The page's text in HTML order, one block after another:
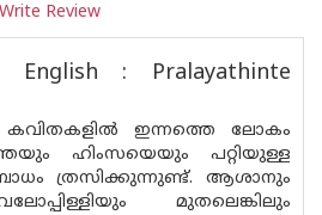
Write Review
: Pralayathinte
ഇന്നത്തെ ലോകം
ഹിംസയെയും പറ്റിയുള്ള
ത്രസിക്കുന്നുണ്ട്. ആശാനും
മുതലെങ്കിലും